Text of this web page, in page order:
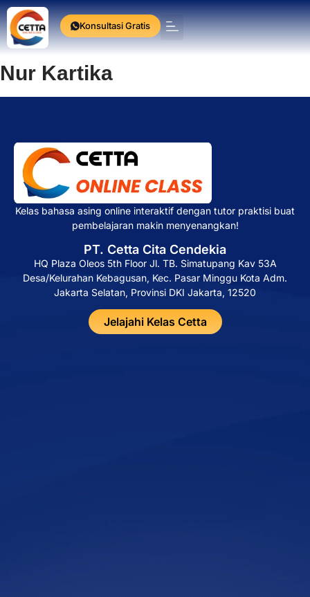
Konsultasi Gratis
Nur Kartika
Kelas bahasa asing online interaktif dengan tutor praktisi buat
pembelajaran makin menyenangkan!
PT. Cetta Cita Cendekia
HQ Plaza Oleos 5th Floor Jl. TB. Simatupang Kav 53A
Desa/Kelurahan Kebagusan, Kec. Pasar Minggu Kota Adm.
Jakarta Selatan, Provinsi DKI Jakarta, 12520
Jelajahi Kelas Cetta